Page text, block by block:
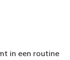
in een routine